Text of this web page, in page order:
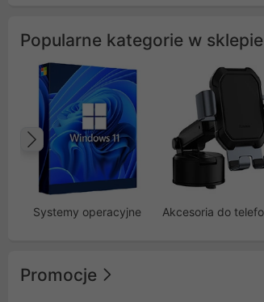
Popularne kategorie w sklepie
Systemy operacyjne
Poprzedni
Promocje